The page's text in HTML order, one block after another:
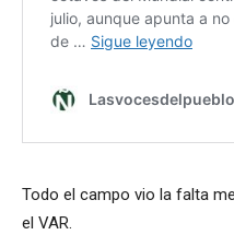
Todo el campo vio la falta
el VAR.